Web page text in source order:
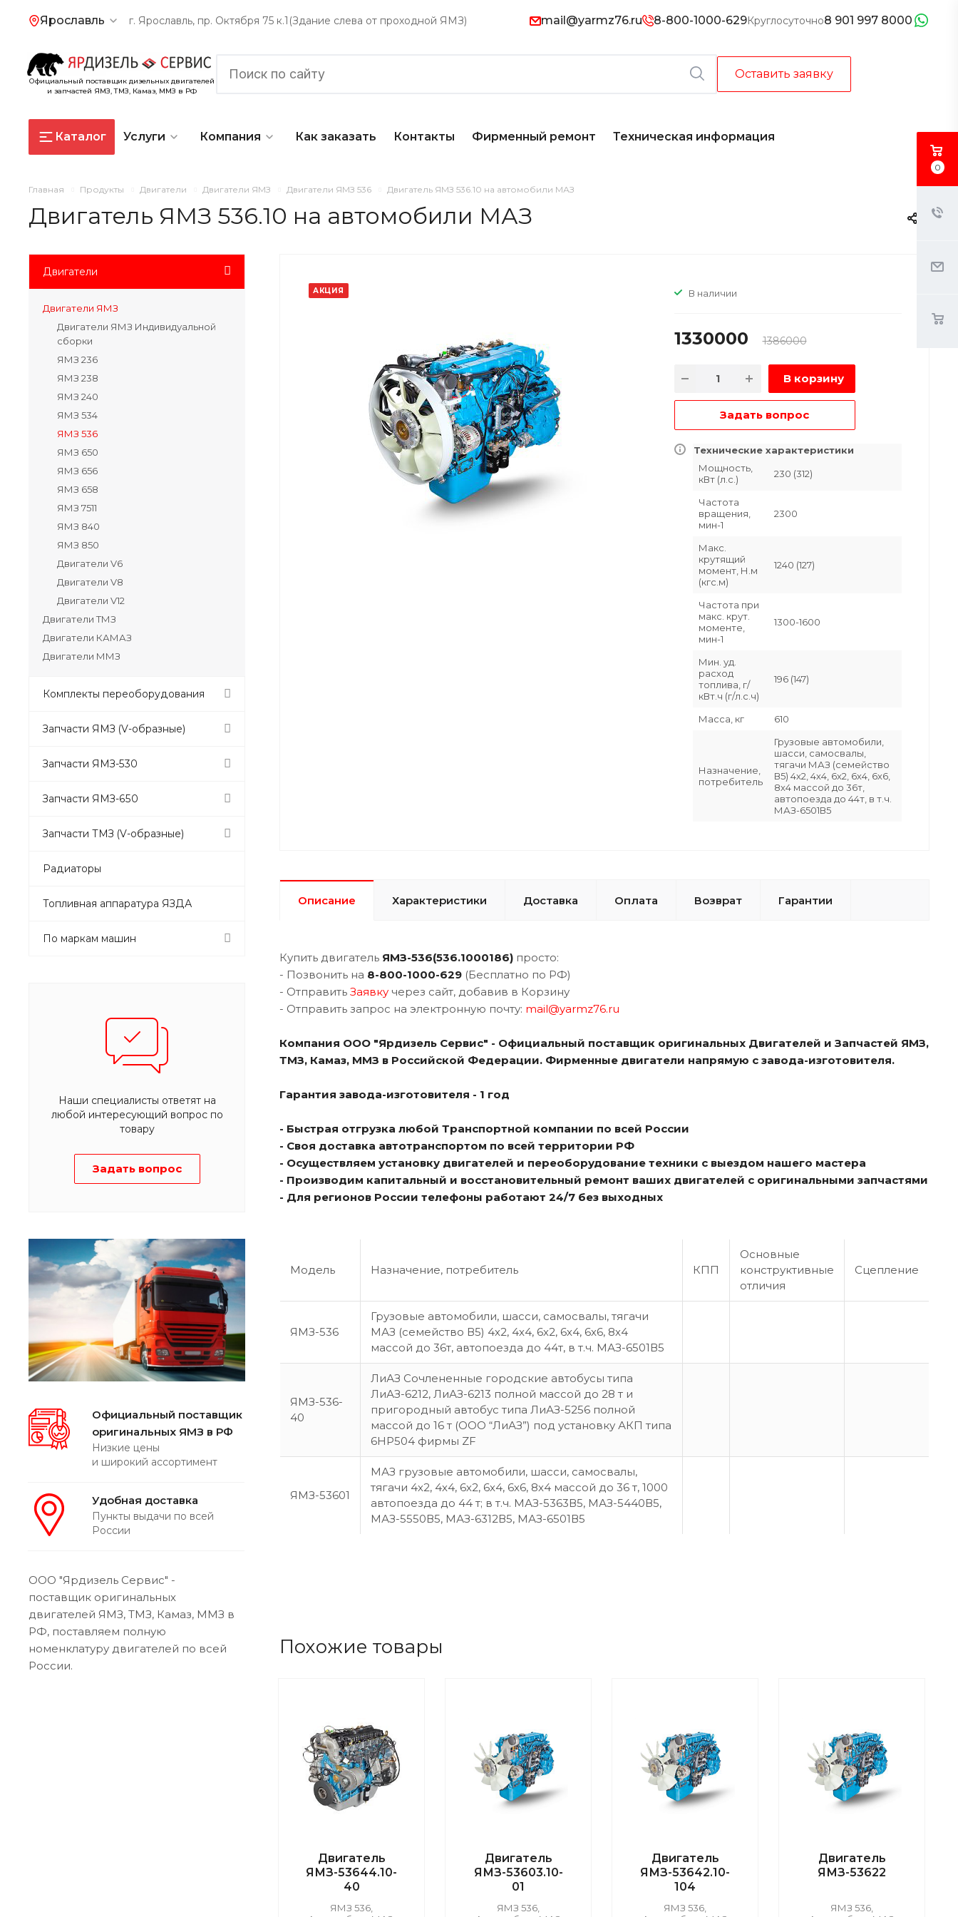
Ярославль г. Ярославль, пр. Октября 75 к.1(Здание слева от проходной ЯМЗ) mail@yarmz76.ru 8-800-1000-629Круглосуточно8 901 997 8000
Официальный поставщик дизельных двигателей
и запчастей ЯМЗ, ТМЗ, Камаз, ММЗ в РФ
Оставить заявку
Каталог Услуги Компания Как заказать Контакты Фирменный ремонт Техническая информация
Главная Продукты Двигатели Двигатели ЯМЗ Двигатели ЯМЗ 536 Двигатель ЯМЗ 536.10 на автомобили МАЗ
Двигатель ЯМЗ 536.10 на автомобили МАЗ
АКЦИЯ В наличии
1330000 1386000
В корзину
Задать вопрос
Технические характеристики
Мощность,
кВт (л.с.)
230 (312)
Частота
вращения,
мин-1
2300
Макс.
крутящий
момент, Н.м
(кгс.м)
1240 (127)
Частота при
макс. крут.
моменте,
мин-1
1300-1600
Мин. уд.
расход
топлива, г/
кВт.ч (г/л.с.ч)
196 (147)
Масса, кг 610
Назначение,
потребитель
Грузовые автомобили,
шасси, самосвалы,
тягачи МАЗ (семейство
В5) 4х2, 4х4, 6х2, 6х4, 6х6,
8х4 массой до 36т,
автопоезда до 44т, в т.ч.
МАЗ-6501В5
Описание Характеристики Доставка Оплата Возврат Гарантии
Купить двигатель ЯМЗ-536(536.1000186) просто:
- Позвонить на 8-800-1000-629 (Бесплатно по РФ)
- Отправить Заявку через сайт, добавив в Корзину
- Отправить запрос на электронную почту: mail@yarmz76.ru
Компания ООО "Ярдизель Сервис" - Официальный поставщик оригинальных Двигателей и Запчастей ЯМЗ,
ТМЗ, Камаз, ММЗ в Российской Федерации. Фирменные двигатели напрямую с завода-изготовителя.
Гарантия завода-изготовителя - 1 год
- Быстрая отгрузка любой Транспортной компании по всей России
- Своя доставка автотранспортом по всей территории РФ
- Осуществляем установку двигателей и переоборудование техники с выездом нашего мастера
- Производим капитальный и восстановительный ремонт ваших двигателей с оригинальными запчастями
- Для регионов России телефоны работают 24/7 без выходных
Модель Назначение, потребитель КПП
Основные
конструктивные
отличия
Сцепление
ЯМЗ-536
Грузовые автомобили, шасси, самосвалы, тягачи
МАЗ (семейство В5) 4х2, 4х4, 6х2, 6х4, 6х6, 8х4
массой до 36т, автопоезда до 44т, в т.ч. МАЗ-6501В5
ЯМЗ-536-
40
ЛиАЗ Сочлененные городские автобусы типа
ЛиАЗ-6212, ЛиАЗ-6213 полной массой до 28 т и
пригородный автобус типа ЛиАЗ-5256 полной
массой до 16 т (ООО “ЛиАЗ”) под установку АКП типа
6НР504 фирмы ZF
ЯМЗ-53601
МАЗ грузовые автомобили, шасси, самосвалы,
тягачи 4х2, 4х4, 6х2, 6х4, 6х6, 8х4 массой до 36 т, 1000
автопоезда до 44 т; в т.ч. МАЗ-5363В5, МАЗ-5440В5,
МАЗ-5550В5, МАЗ-6312В5, МАЗ-6501В5
Похожие товары
Двигатель
ЯМЗ-53644.10-
40
ЯМЗ 536,
Двигатель
ЯМЗ-53603.10-
01
ЯМЗ 536,
Двигатель
ЯМЗ-53642.10-
104
ЯМЗ 536,
Двигатель
ЯМЗ-53622
ЯМЗ 536,
Двигатели
Двигатели ЯМЗ
Двигатели ЯМЗ Индивидуальной
сборки
ЯМЗ 236
ЯМЗ 238
ЯМЗ 240
ЯМЗ 534
ЯМЗ 536
ЯМЗ 650
ЯМЗ 656
ЯМЗ 658
ЯМЗ 7511
ЯМЗ 840
ЯМЗ 850
Двигатели V6
Двигатели V8
Двигатели V12
Двигатели ТМЗ
Двигатели КАМАЗ
Двигатели ММЗ
Комплекты переоборудования
Запчасти ЯМЗ (V-образные)
Запчасти ЯМЗ-530
Запчасти ЯМЗ-650
Запчасти ТМЗ (V-образные)
Радиаторы
Топливная аппаратура ЯЗДА
По маркам машин
Наши специалисты ответят на
любой интересующий вопрос по
товару
Задать вопрос
Официальный поставщик
оригинальных ЯМЗ в РФ
Низкие цены
и широкий ассортимент
Удобная доставка
Пункты выдачи по всей
России
ООО "Ярдизель Сервис" -
поставщик оригинальных
двигателей ЯМЗ, ТМЗ, Камаз, ММЗ в
РФ, поставляем полную
номенклатуру двигателей по всей
России.
0